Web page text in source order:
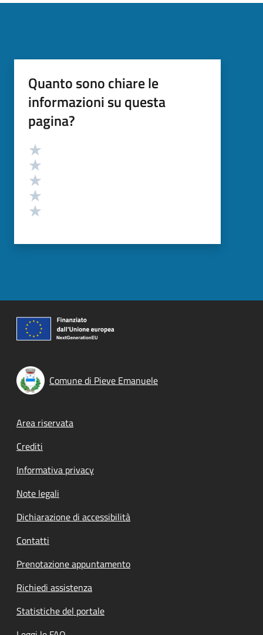
Quanto sono chiare le
informazioni su questa
pagina?
Valutazione
Comune di Pieve Emanuele
Footer menu
Area riservata
Crediti
Informativa privacy
Note legali
Dichiarazione di accessibilità
Contatti
Prenotazione appuntamento
Richiedi assistenza
Statistiche del portale